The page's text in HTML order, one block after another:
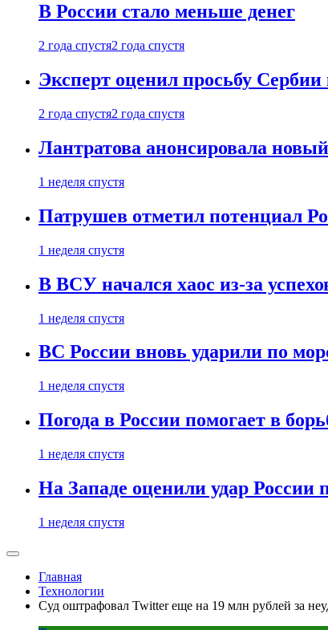
В России стало меньше денег
2 года спустя2 года спустя
Эксперт оценил просьбу
2 года спустя2 года спустя
Лантратова анонсировала
1 неделя спустя
Патрушев отметил потенциал
1 неделя спустя
В ВСУ начался хаос из-за
1 неделя спустя
ВС России вновь ударили по
1 неделя спустя
Погода в России помогает в
1 неделя спустя
На Западе оценили удар России
1 неделя спустя
Главная
Технологии
Суд оштрафовал Twitter еще на 19 млн рублей за